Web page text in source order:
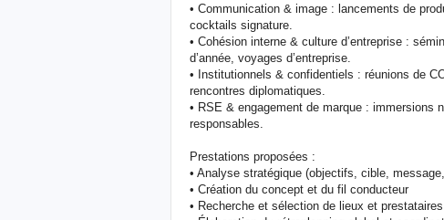
• Communication & image : lancements de
cocktails signature.
• Cohésion interne & culture d’entreprise :
d’année, voyages d’entreprise.
• Institutionnels & confidentiels : réunions de
rencontres diplomatiques.
• RSE & engagement de marque : immersions
responsables.
Prestations proposées :
• Analyse stratégique (objectifs, cible,
• Création du concept et du fil conducteur
• Recherche et sélection de lieux et prestataires